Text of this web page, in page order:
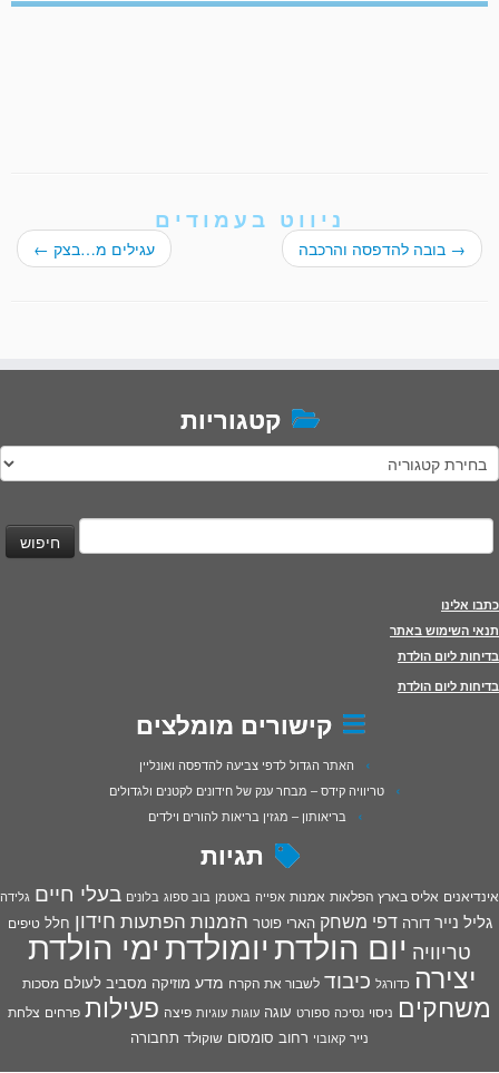
ניווט בעמודים
→ בובה להדפסה והרכבה עגילים מ…בצק ←
קטגוריות
קטגוריות
חיפוש:
כתבו אלינו
תנאי השימוש באתר
בדיחות ליום הולדת
בדיחות ליום הולדת
קישורים מומלצים
האתר הגדול לדפי צביעה להדפסה ואונליין
טריוויה קידס – מבחר ענק של חידונים לקטנים ולגדולים
בריאותון – מגזין בריאות להורים וילדים
תגיות
אינדיאנים אליס בארץ הפלאות אמנות אפייה באטמן בוב ספוג בלונים בעלי חיים גלידה
גליל נייר דורה דפי משחק הארי פוטר הזמנות הפתעות חידון חלל טיפים
טריוויה יום הולדתיומולדתימי הולדת
יצירה כדורגל כיבוד לשבור את הקרח מדע מוזיקה מסביב לעולם מסכות
משחקים ניסוי נסיכה ספורט עוגה עוגות עוגיות פיצה פעילות פרחים צלחת
נייר קאובוי רחוב סומסום שוקולד תחבורה